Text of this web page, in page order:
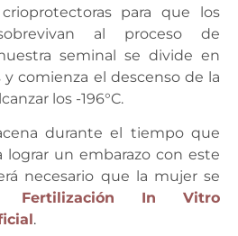
para que los
al proceso de
seminal se divide en
comienza el descenso de la
los -196°C.
durante el tiempo que
lograr un embarazo con este
necesario que la mujer se
Fertilización In Vitro
.